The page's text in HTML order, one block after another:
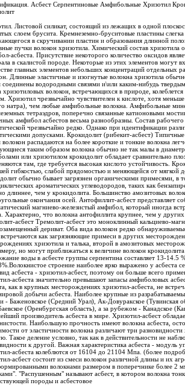
Асбест Серпентиновые Амфибольные Хризотил
Листовой силикат, состоящий из лежащих в одной
слоем брусита. Кремнеземно-бруситовые пластины
в скручивании пластин и образования длинной
пучки волокон хризотила. Химический состав хризотила
асбеста. Присутствие некоторого количество оксидов
в скалистой породе. Некоторые из этих элементов могут
главных элементов небольших концентраций отдельных
Длинные эластичные и изогнутые волокна хризотила
соединены водородными связями и\или каким-нибудь
хризотиловых волокон, встречающихся в природе,
Хризотил чрезвычайно чувствителен к кислоте, хотя
натра), чем любые амфибольные волокна. Амфибольные
тетраэдров, поперечно связанные катионовыми
амфибол асбестов весьма разнообразны. Состав
чрезвычайно редко. Однако при идентификации
допусками. Крокидолит (рибекит-асбест)
волокон распадаются на более короткие и тонкие волокна
таким образом волокна обычно не так малы в
или хризотилом крокидолит обладает сравнительно
там, где требуется высокая кислото устойчивость.
гибкостью, слабой прядомостью и меняющейся от мягкой
обычно бывает загрязнен органическими примесями, в
ароматических углеводородов, таких как
длиннее, чем у крокидолита. Большинство амозитовых
окончания осей. Антофиллит-асбест представляет
магниево-железистый амфибол, который иногда
Характерно, что волокна антофиллита крупнее, чем у
асбест Тремолит-асбест это моноклинный кальциево-
дериват. Оба вида волокон редко
встречаются как загрязняющие примеси в других
хризотила и талька, второй в амозитовых
но могут приближаться к величине волокон
воды в асбесте группы серпентина составляет 13-14.5
строение наиболее ярко выражено у асбеста
асбеста - хризотил-асбест, поэтому он больше всего
асбеста значительно превышают запасы амфиболовых
как в крупных месторождениях хризотил-асбеста, не
добычи асбеста. Наиболее крупные из
- Баженовское (Средний Урал), Ак-Довуракское (Тувинская
(Оренбургская область), а за рубежом - Канадское
производитель асбеста в мире. Хризотил-асбест
Наибольшую прочность имеют волокна асбеста,
от эластичности волокна различают три
Такое деление условно, так как в действительности не
к другой. Важная характеристика асбеста - модуль
асбеста колеблются от 16104 до 21104 Мпа. (более
асбест состоит из смеси волокон различной длины и их
волокнами размером в поперечнике более 2
"Распушенным" называют асбест, в котором волокна
породы и асбестовое